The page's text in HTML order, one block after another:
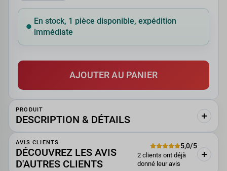
En stock, 1 pièce disponible, expédition
immédiate
AJOUTER AU PANIER
PRODUIT
DESCRIPTION & DÉTAILS
AVIS CLIENTS
DÉCOUVREZ LES AVIS
D'AUTRES CLIENTS
5,0/5
2 clients ont déjà
donné leur avis